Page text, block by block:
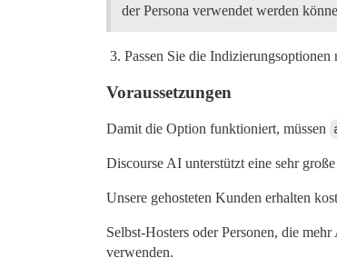
der Persona verwendet werden
Passen Sie die Indizierungsoptionen
Voraussetzungen
Damit die Option funktioniert, müssen
Discourse AI unterstützt eine sehr
Unsere gehosteten Kunden erhalten
Selbst-Hosters oder Personen, die
verwenden.